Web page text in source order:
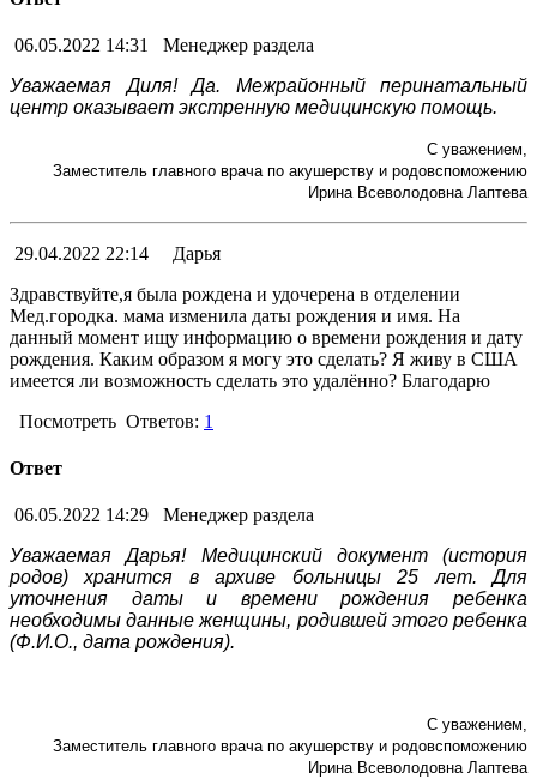
06.05.2022 14:31
Менеджер раздела
Уважаемая Диля! Да. Межрайонный перинатальный
центр оказывает экстренную медицинскую помощь.
С уважением,
Заместитель главного врача по акушерству и родовспоможению
Ирина Всеволодовна Лаптева
29.04.2022 22:14
Дарья
Здравствуйте,я была рождена и удочерена в отделении
Мед.городка. мама изменила даты рождения и имя. На
данный момент ищу информацию о времени рождения и дату
рождения. Каким образом я могу это сделать? Я живу в США
имеется ли возможность сделать это удалённо? Благодарю
Посмотреть Ответов: 1
Ответ
06.05.2022 14:29
Менеджер раздела
Уважаемая Дарья! Медицинский документ (история
родов) хранится в архиве больницы 25 лет. Для
уточнения даты и времени рождения ребенка
необходимы данные женщины, родившей этого ребенка
(Ф.И.О., дата рождения).
С уважением,
Заместитель главного врача по акушерству и родовспоможению
Ирина Всеволодовна Лаптева